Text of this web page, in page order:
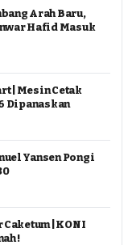
Arah Baru,
Hafid Masuk
| Mesin Cetak
Dipanaskan
Yansen Pongi
| KONI
!